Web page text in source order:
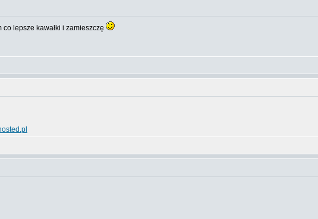
co lepsze kawałki i zamieszczę